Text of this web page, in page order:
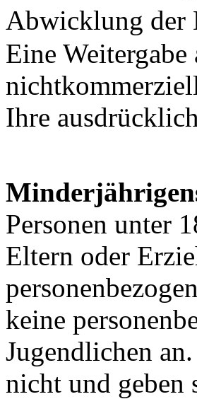
Abwicklung der
Eine
Ihre
Personen unter
Eltern oder
keine
Jugendlichen
nicht und geben